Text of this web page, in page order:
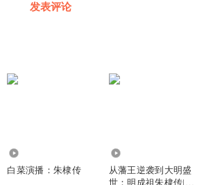
发表评论
白菜演播：朱棣传
从藩王逆袭到大明盛
世：明成祖朱棣传|大